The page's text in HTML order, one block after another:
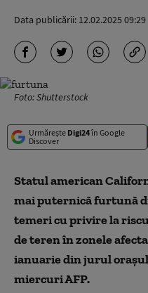
Data publicării: 12.02.2025 09:29
Foto: Shutterstock
Urmărește Digi24în Google
Discover
Statul american
mai puternică furtună
temeri cu privire la
de teren în zonele
ianuarie din jurul
miercuri AFP.